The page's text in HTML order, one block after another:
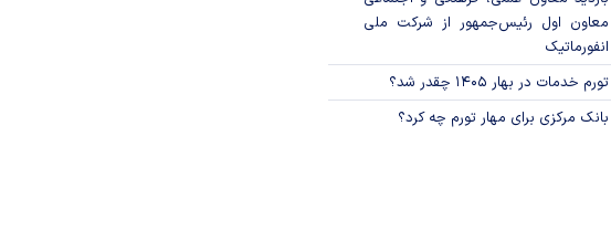
معاون اول رئیس‌جمهور از شرکت ملی
انفورماتیک
تورم خدمات در بهار ۱۴۰۵ چقدر شد؟
بانک مرکزی برای مهار تورم چه کرد؟